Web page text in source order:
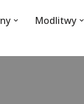
Modlitwy